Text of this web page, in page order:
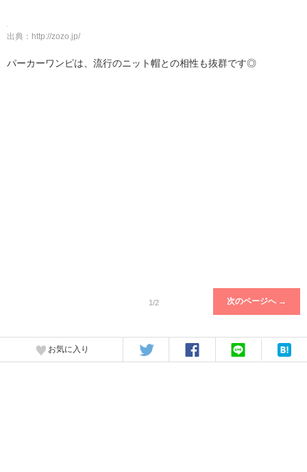
出典： http://zozo.jp/
パーカーワンピは、流行のニット帽との相性も抜群です◎
1/2 次のページへ →
お気に入り